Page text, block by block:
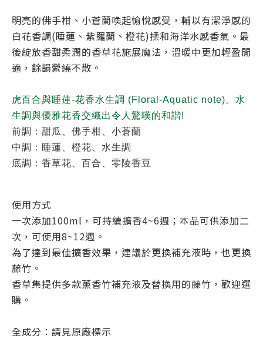
明亮的佛手柑、小蒼蘭喚起愉悅感受，輔以有潔淨感的
白花香調(睡蓮、紫羅蘭、橙花)揉和海洋水感香氣。最
後綻放香甜柔潤的香草花施展魔法，溫暖中更加輕盈閒
適，餘韻縈繞不散。
虎百合與睡蓮-花香水生調 (Floral-Aquatic note)。水
生調與優雅花香交織出令人驚嘆的和諧!
前調：甜瓜、佛手柑、小蒼蘭
中調：睡蓮、橙花、水生調
底調：香草花、百合、零陵香豆
使用方式
一次添加100ml，可持續擴香4~6週；本品可供添加二
次，可使用8~12週。
為了達到最佳擴香效果，建議於更換補充液時，也更換
藤竹。
香草集提供多款薰香竹補充液及替換用的藤竹，歡迎選
購。
全成分：請見原廠標示